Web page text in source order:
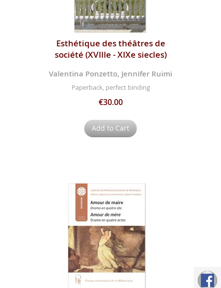
Esthétique des théâtres de
société (XVIIIe - XIXe siecles)
Valentina Ponzetto, Jennifer Ruimi
Paperback, perfect binding
€30.00
Add to Cart